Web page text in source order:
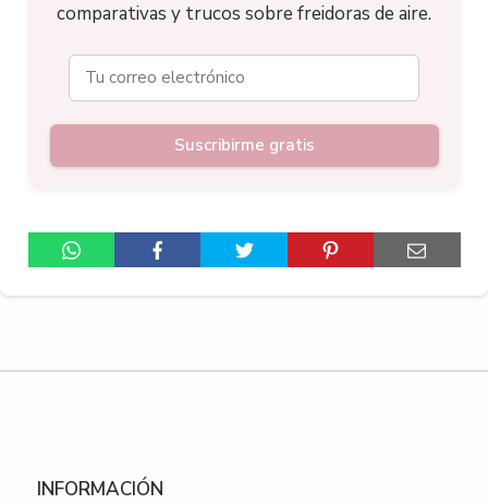
comparativas y trucos sobre freidoras de aire.
Suscribirme gratis
INFORMACIÓN